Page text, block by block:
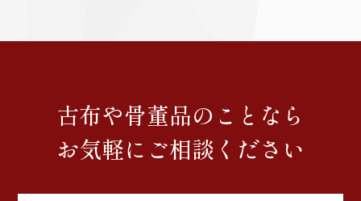
古布や骨董品のことなら
お気軽にご相談ください